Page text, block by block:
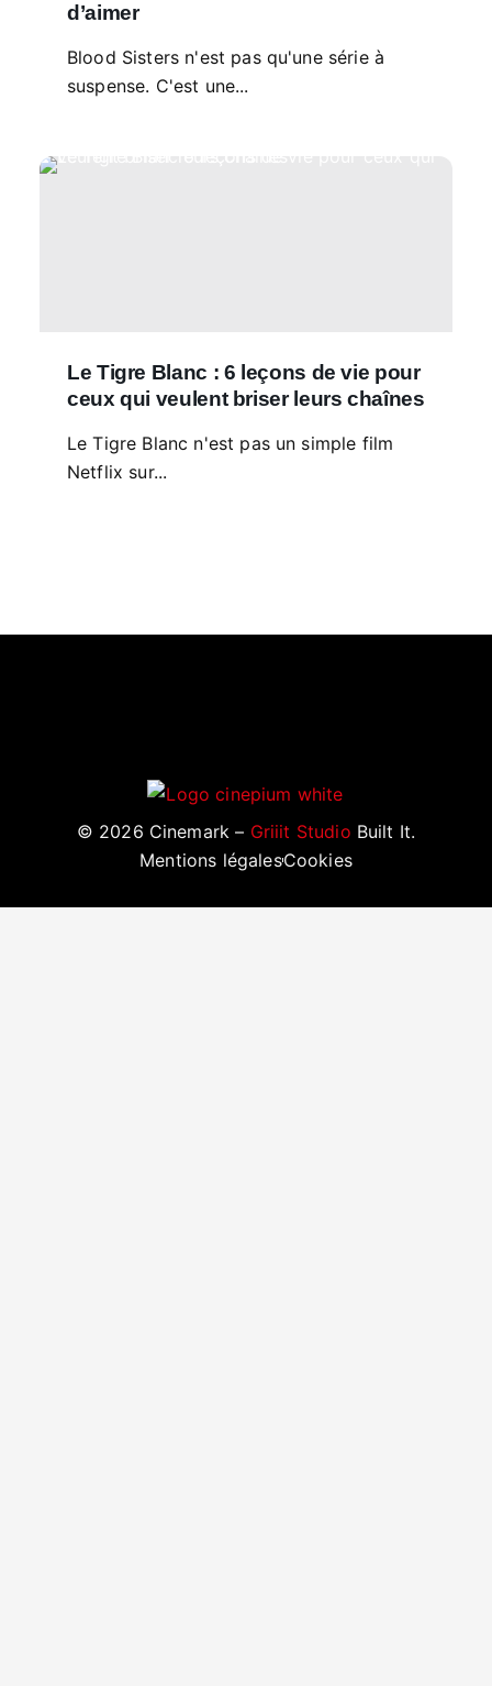
d’aimer
Blood Sisters n'est pas qu'une série à
suspense. C'est une...
Le Tigre Blanc : 6 leçons de vie pour
ceux qui veulent briser leurs chaînes
Le Tigre Blanc n'est pas un simple film
Netflix sur...
© 2026 Cinemark – Griiit Studio Built It.
Mentions légalesCookies